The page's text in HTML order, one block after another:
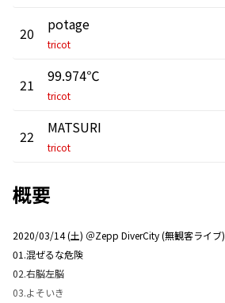
20 potage
tricot
21 99.974℃
tricot
22 MATSURI
tricot
概要
2020/03/14 (土) ＠Zepp DiverCity (無観客ライブ)
01.混ぜるな危険
02.右脳左脳
03.よそいき